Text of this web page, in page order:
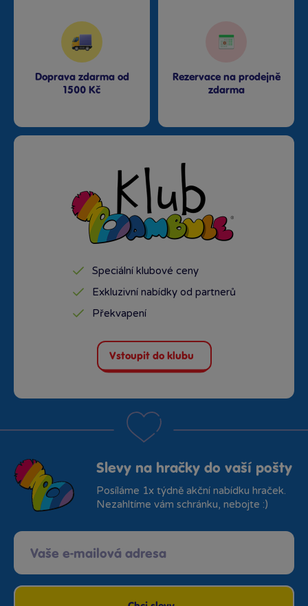
Doprava zdarma od
1500 Kč
Rezervace na prodejně
zdarma
Speciální klubové ceny
Exkluzivní nabídky od partnerů
Překvapení
Vstoupit do klubu
Slevy na hračky do vaší pošty
Posíláme 1x týdně akční nabídku hraček.
Nezahltíme vám schránku, nebojte :)